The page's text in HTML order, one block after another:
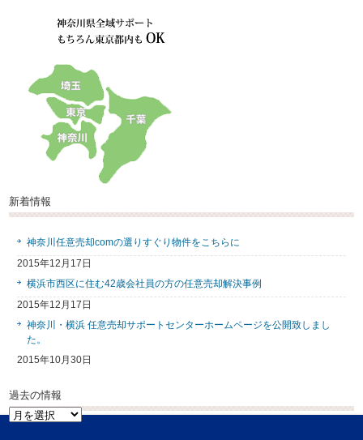
新着情報
神奈川任意売却comの選りすぐり物件をこちらに
2015年12月17日
横浜市西区に住む42歳会社員の方の任意売却解決事例
2015年12月17日
神奈川・横浜 任意売却サポートセンターホームページを公開致しまし
た。
2015年10月30日
過去の情報
過